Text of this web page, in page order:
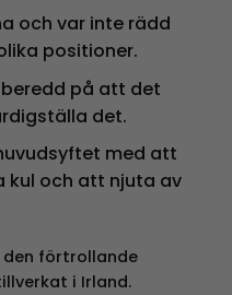
och var inte rädd
positioner.
på att det
det.
med att
kul och att njuta av
den förtrollande
i Irland.